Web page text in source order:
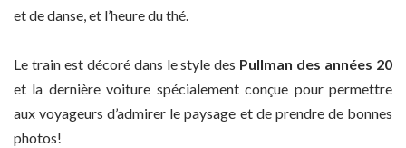
et de danse, et l’heure du thé.
Le train est décoré dans le style des Pullman des années 20
et la dernière voiture spécialement conçue pour permettre
aux voyageurs d’admirer le paysage et de prendre de bonnes
photos!